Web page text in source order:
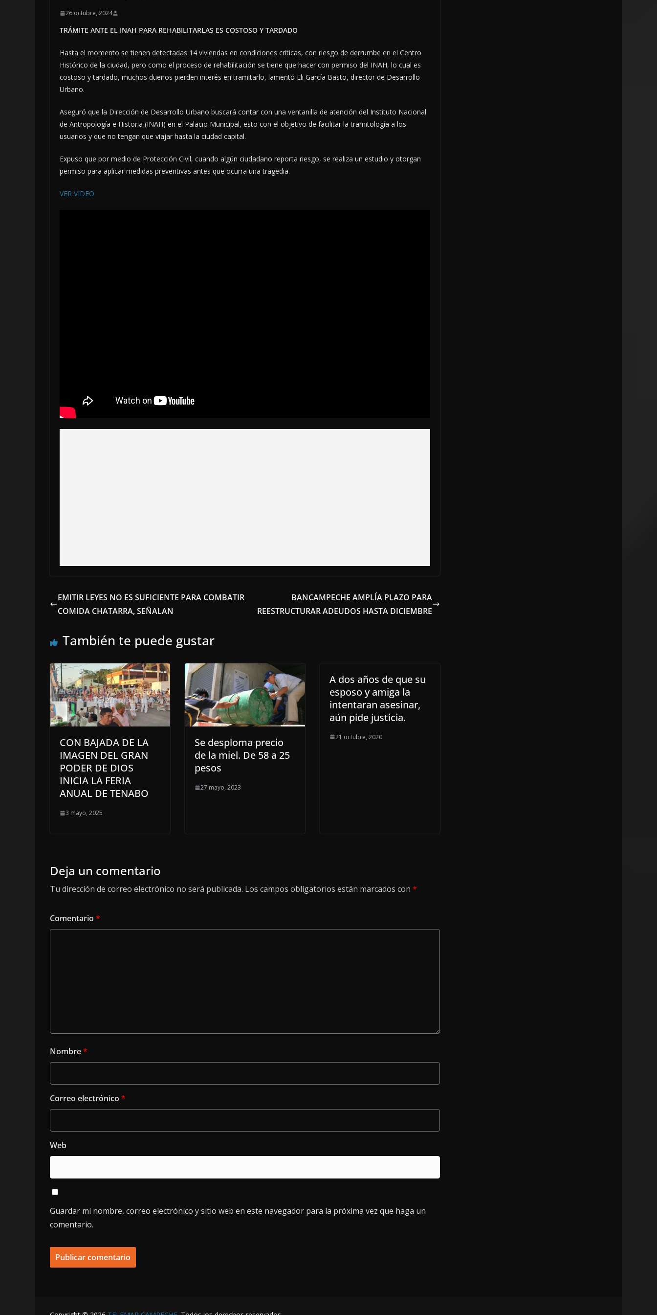
26 octubre, 2024
TRÁMITE ANTE EL INAH PARA REHABILITARLAS ES COSTOSO Y TARDADO
Hasta el momento se tienen detectadas 14 viviendas en condiciones críticas, con riesgo de derrumbe en el Centro
Histórico de la ciudad, pero como el proceso de rehabilitación se tiene que hacer con permiso del INAH, lo cual es
costoso y tardado, muchos dueños pierden interés en tramitarlo, lamentó Eli García Basto, director de Desarrollo
Urbano.
Aseguró que la Dirección de Desarrollo Urbano buscará contar con una ventanilla de atención del Instituto Nacional
de Antropología e Historia (INAH) en el Palacio Municipal, esto con el objetivo de facilitar la tramitología a los
usuarios y que no tengan que viajar hasta la ciudad capital.
Expuso que por medio de Protección Civil, cuando algún ciudadano reporta riesgo, se realiza un estudio y otorgan
permiso para aplicar medidas preventivas antes que ocurra una tragedia.
VER VIDEO
EMITIR LEYES NO ES SUFICIENTE PARA COMBATIR
COMIDA CHATARRA, SEÑALAN
BANCAMPECHE AMPLÍA PLAZO PARA
REESTRUCTURAR ADEUDOS HASTA DICIEMBRE
También te puede gustar
CON BAJADA DE LA
IMAGEN DEL GRAN
PODER DE DIOS
INICIA LA FERIA
ANUAL DE TENABO
3 mayo, 2025
Se desploma precio
de la miel. De 58 a 25
pesos
27 mayo, 2023
A dos años de que su
esposo y amiga la
intentaran asesinar,
aún pide justicia.
21 octubre, 2020
Deja un comentario
Tu dirección de correo electrónico no será publicada. Los campos obligatorios están marcados con *
Comentario *
Nombre*
Correo electrónico *
Web
Guardar mi nombre, correo electrónico y sitio web en este navegador para la próxima vez que haga un
comentario.